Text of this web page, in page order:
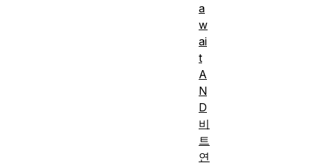
a
w
ai
t
A
N
D
비
트
연